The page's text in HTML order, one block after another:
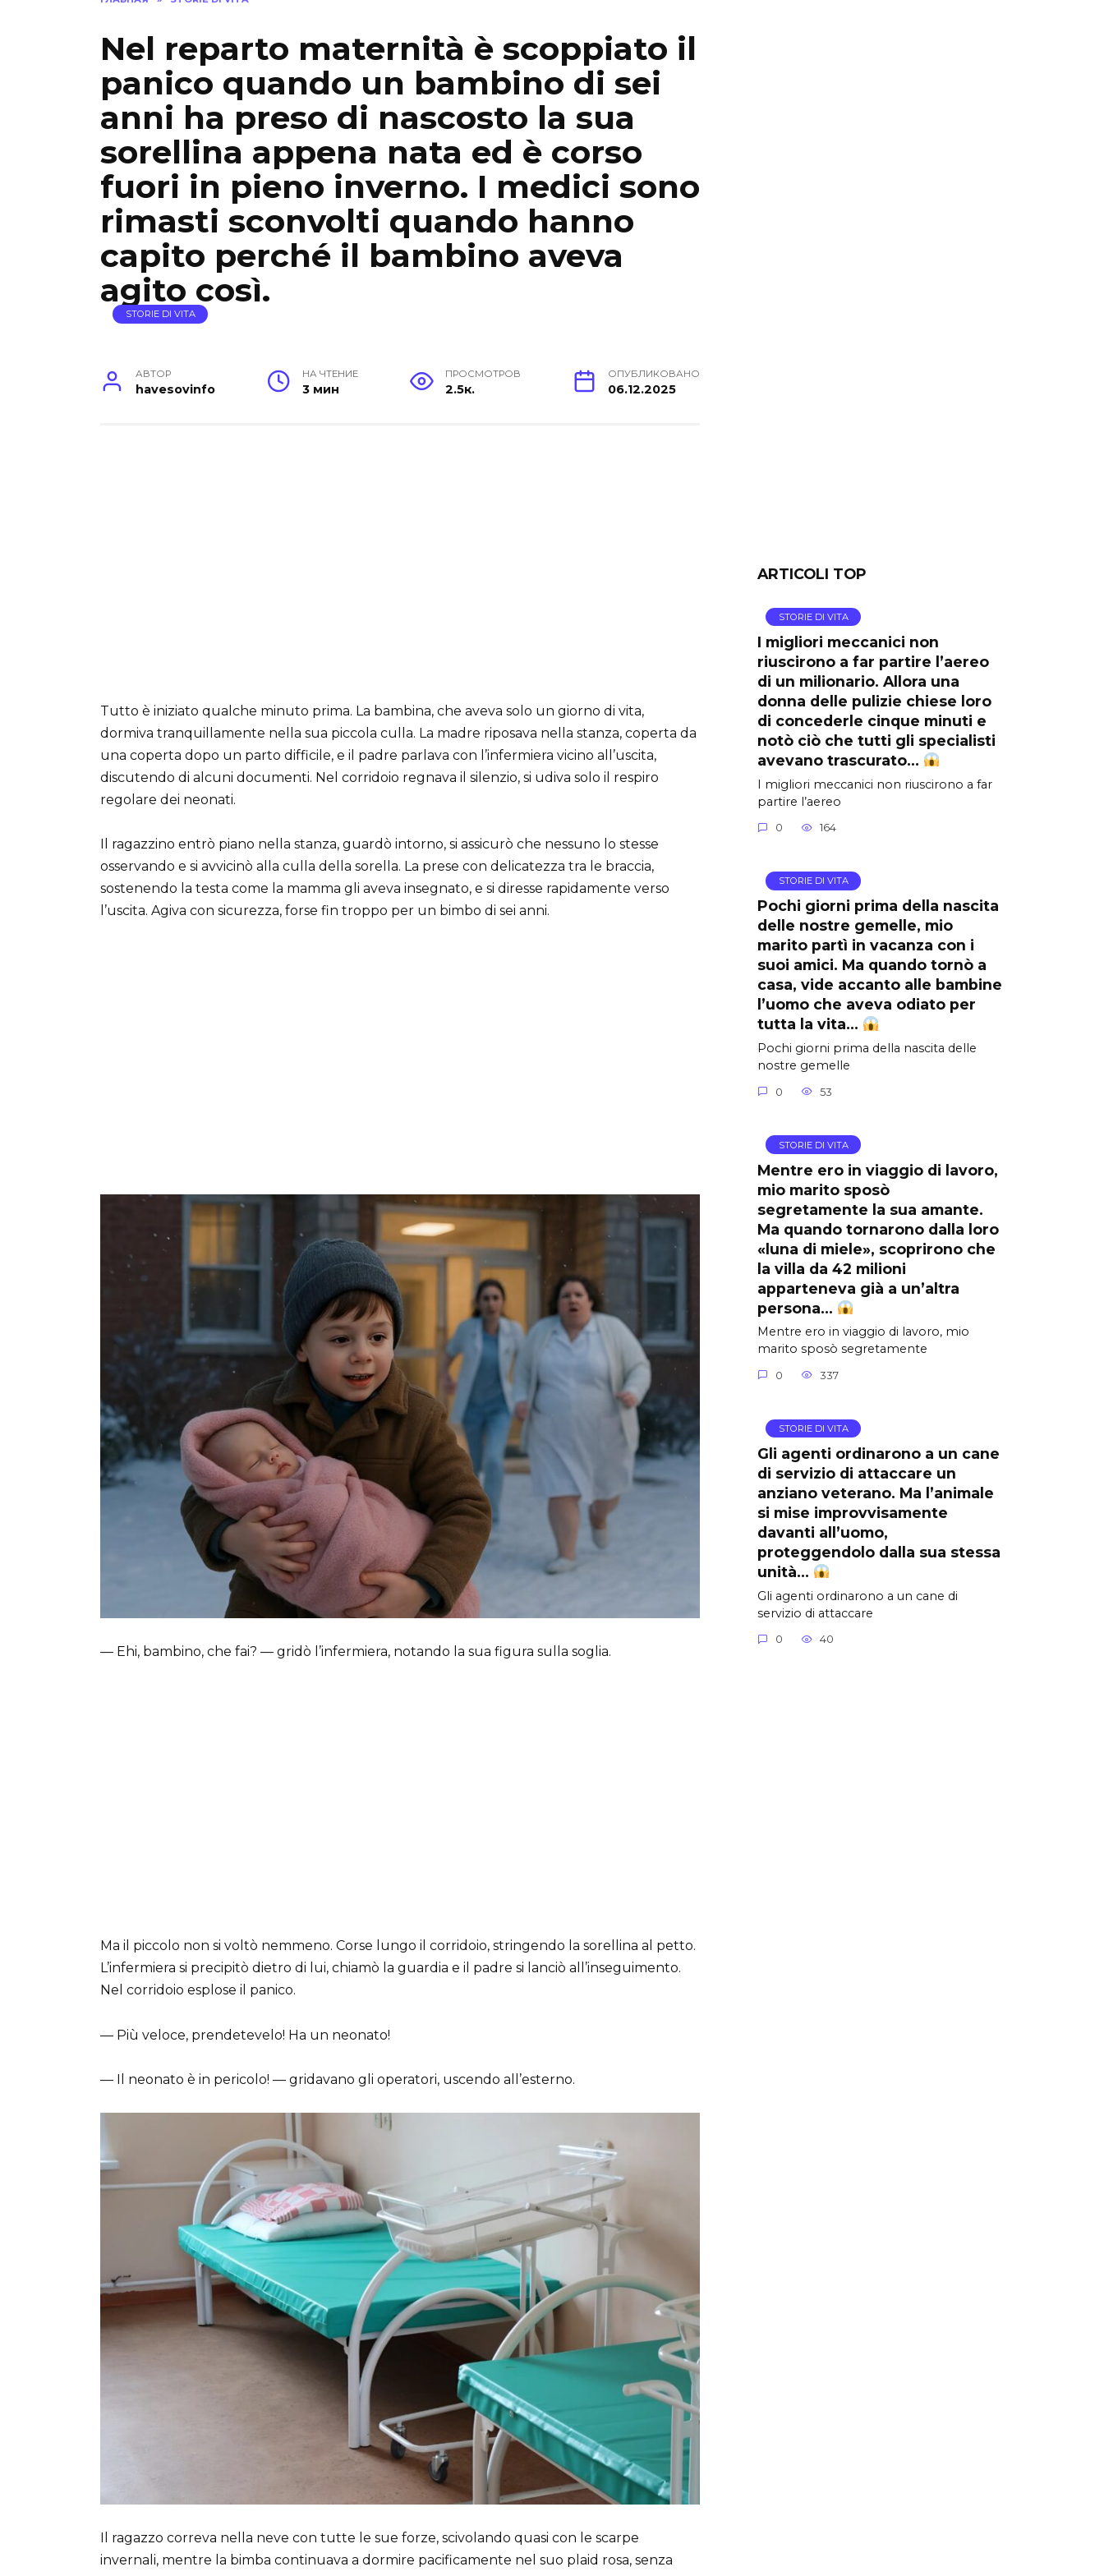
Nel reparto maternità è scoppiato il
panico quando un bambino di sei
anni ha preso di nascosto la sua
sorellina appena nata ed è corso
fuori in pieno inverno. I medici sono
rimasti sconvolti quando hanno
capito perché il bambino aveva
agito così.
STORIE DI VITA
АВТОР
havesovinfo
НА ЧТЕНИЕ
3 мин
ПРОСМОТРОВ
2.5к.
ОПУБЛИКОВАНО
06.12.2025
Tutto è iniziato qualche minuto prima. La bambina, che aveva solo un giorno di vita,
dormiva tranquillamente nella sua piccola culla. La madre riposava nella stanza, coperta da
una coperta dopo un parto difficile, e il padre parlava con l’infermiera vicino all’uscita,
discutendo di alcuni documenti. Nel corridoio regnava il silenzio, si udiva solo il respiro
regolare dei neonati.
Il ragazzino entrò piano nella stanza, guardò intorno, si assicurò che nessuno lo stesse
osservando e si avvicinò alla culla della sorella. La prese con delicatezza tra le braccia,
sostenendo la testa come la mamma gli aveva insegnato, e si diresse rapidamente verso
l’uscita. Agiva con sicurezza, forse fin troppo per un bimbo di sei anni.
— Ehi, bambino, che fai? — gridò l’infermiera, notando la sua figura sulla soglia.
Ma il piccolo non si voltò nemmeno. Corse lungo il corridoio, stringendo la sorellina al petto.
L’infermiera si precipitò dietro di lui, chiamò la guardia e il padre si lanciò all’inseguimento.
Nel corridoio esplose il panico.
— Più veloce, prendetevelo! Ha un neonato!
— Il neonato è in pericolo! — gridavano gli operatori, uscendo all’esterno.
Il ragazzo correva nella neve con tutte le sue forze, scivolando quasi con le scarpe
invernali, mentre la bimba continuava a dormire pacificamente nel suo plaid rosa, senza
ARTICOLI TOP
STORIE DI VITA
I migliori meccanici non
riuscirono a far partire l’aereo
di un milionario. Allora una
donna delle pulizie chiese loro
di concederle cinque minuti e
notò ciò che tutti gli specialisti
avevano trascurato…
I migliori meccanici non riuscirono a far
partire l’aereo
0 164
STORIE DI VITA
Pochi giorni prima della nascita
delle nostre gemelle, mio
marito partì in vacanza con i
suoi amici. Ma quando tornò a
casa, vide accanto alle bambine
l’uomo che aveva odiato per
tutta la vita…
Pochi giorni prima della nascita delle
nostre gemelle
0 53
STORIE DI VITA
Mentre ero in viaggio di lavoro,
mio marito sposò
segretamente la sua amante.
Ma quando tornarono dalla loro
«luna di miele», scoprirono che
la villa da 42 milioni
apparteneva già a un’altra
persona…
Mentre ero in viaggio di lavoro, mio
marito sposò segretamente
0 337
STORIE DI VITA
Gli agenti ordinarono a un cane
di servizio di attaccare un
anziano veterano. Ma l’animale
si mise improvvisamente
davanti all’uomo,
proteggendolo dalla sua stessa
unità…
Gli agenti ordinarono a un cane di
servizio di attaccare
0 40